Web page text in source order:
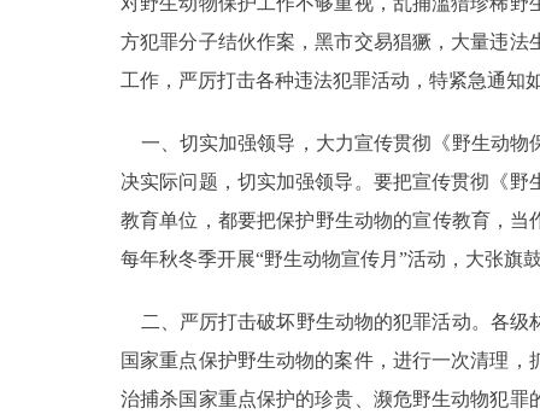
ESPAÑOL
方犯罪分子结伙作案，黑市交易猖獗，大量违
工作，严厉打击各种违法犯罪活动，特紧急通知
一、切实加强领导，大力宣传贯彻《野生动物
决实际问题，切实加强领导。要把宣传贯彻《
教育单位，都要把保护野生动物的宣传教育，
每年秋冬季开展“野生动物宣传月”活动，大张旗
二、严厉打击破坏野生动物的犯罪活动。各级
国家重点保护野生动物的案件，进行一次清理
治捕杀国家重点保护的珍贵、濒危野生动物犯